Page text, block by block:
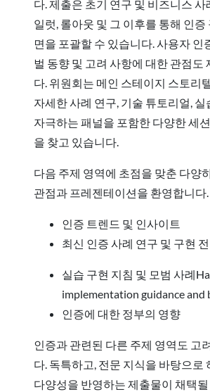
다. 제출은 초기 연구 및 비즈니스
일럿, 롤아웃 및 그 이후를 통해 인증
면을 포괄할 수 있습니다. 사용자 인
벌 동향 및 고려 사항에 대한 관점도
다. 위원회는 메인 스테이지 스토리
자세한 사례 연구, 기술 튜토리얼, 실
자극하는 패널을 포함한 다양한 세
을 찾고 있습니다.
다음 주제 영역에 초점을 맞춘 다양
관점과 프레젠테이션을 환영합니다.
인증 트렌드 및 인사이트
최신 인증 사례 연구 및 구현
실습 구현 지침 및 모범 사례
implementation guidance and
인증에 대한 정부의 영향
인증과 관련된 다른 주제 영역도 고
다. 독특하고, 전문 지식을 바탕으로
다양성을 반영하는 제출물이 채택